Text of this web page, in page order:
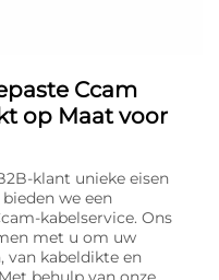
Ccam
op Maat voor
klant unieke eisen
we een
kabelservice. Ons
met u om uw
van kabeldikte en